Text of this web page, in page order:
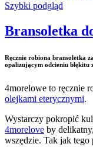
Szybki podgląd
Bransoletka
Ręcznie robiona bransoletka
opalizującym odcieniu błękitu
4morelowe to ręcznie
olejkami eterycznymi.
Wystarczy pokropić
4morelove by
wszędzie. Tak jak tego